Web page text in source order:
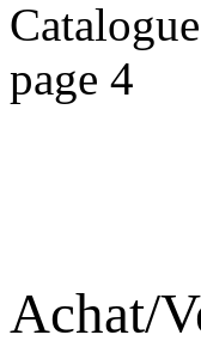
Achat/